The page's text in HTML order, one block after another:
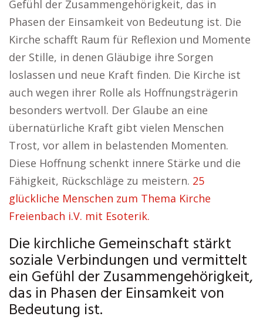
Gefühl der Zusammengehörigkeit, das in
Phasen der Einsamkeit von Bedeutung ist. Die
Kirche schafft Raum für Reflexion und Momente
der Stille, in denen Gläubige ihre Sorgen
loslassen und neue Kraft finden. Die Kirche ist
auch wegen ihrer Rolle als Hoffnungsträgerin
besonders wertvoll. Der Glaube an eine
übernatürliche Kraft gibt vielen Menschen
Trost, vor allem in belastenden Momenten.
Diese Hoffnung schenkt innere Stärke und die
Fähigkeit, Rückschläge zu meistern. 25
glückliche Menschen zum Thema Kirche
Freienbach i.V. mit Esoterik.
Die kirchliche Gemeinschaft stärkt
soziale Verbindungen und vermittelt
ein Gefühl der Zusammengehörigkeit,
das in Phasen der Einsamkeit von
Bedeutung ist.